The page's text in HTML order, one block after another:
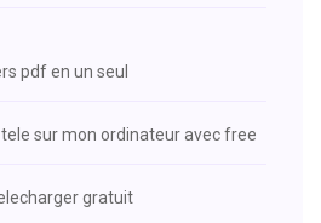
pdf en un seul
sur mon ordinateur avec free
gratuit